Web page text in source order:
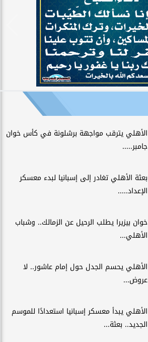
الأهلي يترقب مواجهة برشلونة في كأس خوان
جامبر.....
بعثة الأهلي تغادر إلى إسبانيا لبدء معسكر
الإعداد.....
خوان بيزيرا يطلب الرحيل عن الزمالك.. وشباب
الأهلي...
الأهلي يحسم الجدل حول إمام عاشور.. لا
عروض...
الأهلي يبدأ معسكر إسبانيا استعدادًا للموسم
الجديد.. بعثة...